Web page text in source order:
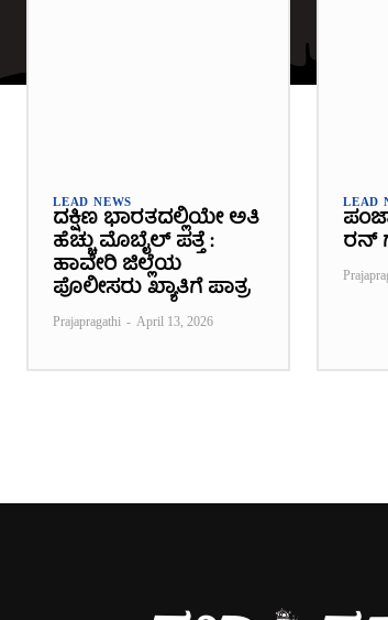
LEAD NEWS
ದಕ್ಷಿಣ ಭಾರತದಲ್ಲಿಯೇ ಅತಿ
ಹೆಚ್ಚು ಮೊಬೈಲ್ ಪತ್ತೆ :
ಹಾವೇರಿ ಜಿಲ್ಲೆಯ
ಪೊಲೀಸರು ಖ್ಯಾತಿಗೆ ಪಾತ್ರ
Prajapragathi - April 13, 2026
LEAD
ರನ್